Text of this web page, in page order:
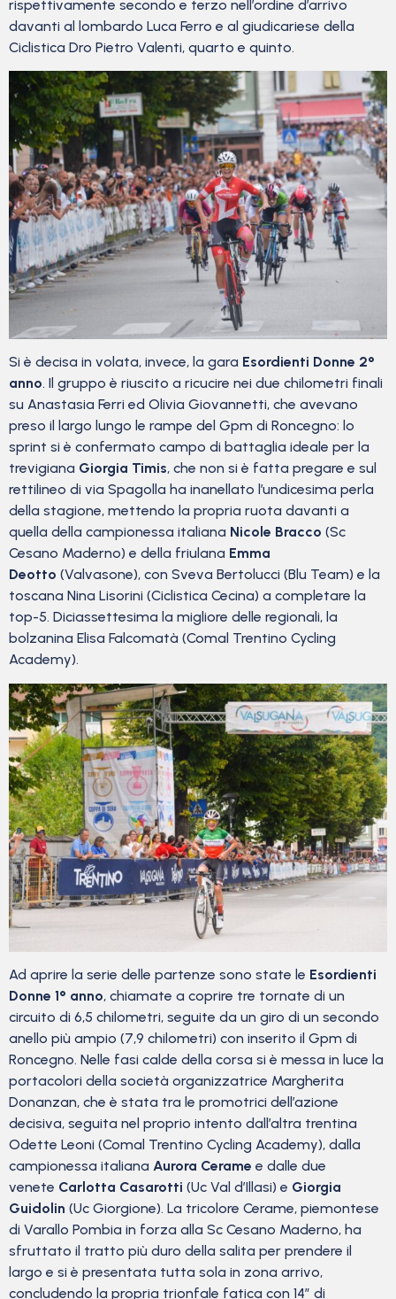
rispettivamente secondo e terzo nell’ordine d’arrivo
davanti al lombardo Luca Ferro e al giudicariese della
Ciclistica Dro Pietro Valenti, quarto e quinto.
Si è decisa in volata, invece, la gara Esordienti Donne 2°
anno. Il gruppo è riuscito a ricucire nei due chilometri finali
su Anastasia Ferri ed Olivia Giovannetti, che avevano
preso il largo lungo le rampe del Gpm di Roncegno: lo
sprint si è confermato campo di battaglia ideale per la
trevigiana Giorgia Timis, che non si è fatta pregare e sul
rettilineo di via Spagolla ha inanellato l’undicesima perla
della stagione, mettendo la propria ruota davanti a
quella della campionessa italiana Nicole Bracco (Sc
Cesano Maderno) e della friulana Emma
Deotto (Valvasone), con Sveva Bertolucci (Blu Team) e la
toscana Nina Lisorini (Ciclistica Cecina) a completare la
top-5. Diciassettesima la migliore delle regionali, la
bolzanina Elisa Falcomatà (Comal Trentino Cycling
Academy).
Ad aprire la serie delle partenze sono state le Esordienti
Donne 1° anno, chiamate a coprire tre tornate di un
circuito di 6,5 chilometri, seguite da un giro di un secondo
anello più ampio (7,9 chilometri) con inserito il Gpm di
Roncegno. Nelle fasi calde della corsa si è messa in luce la
portacolori della società organizzatrice Margherita
Donanzan, che è stata tra le promotrici dell’azione
decisiva, seguita nel proprio intento dall’altra trentina
Odette Leoni (Comal Trentino Cycling Academy), dalla
campionessa italiana Aurora Cerame e dalle due
venete Carlotta Casarotti (Uc Val d’Illasi) e Giorgia
Guidolin (Uc Giorgione). La tricolore Cerame, piemontese
di Varallo Pombia in forza alla Sc Cesano Maderno, ha
sfruttato il tratto più duro della salita per prendere il
largo e si è presentata tutta sola in zona arrivo,
concludendo la propria trionfale fatica con 14” di